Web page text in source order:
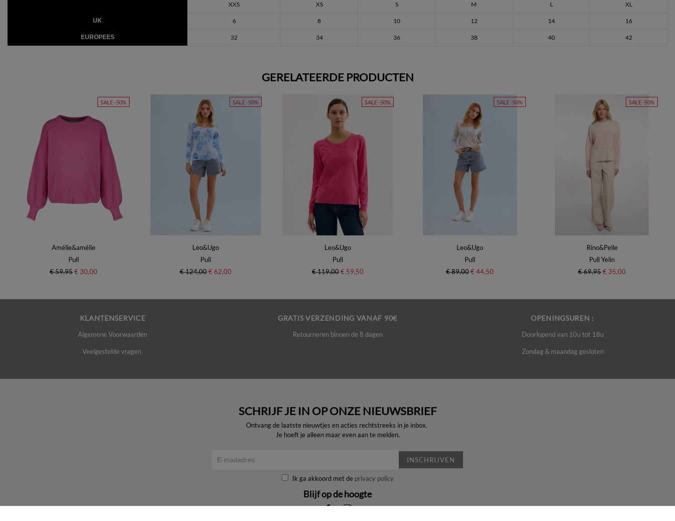
XXS XS S M L XL
UK 6 8 10 12 14 16
EUROPEES 32 34 36 38 40 42
GERELATEERDE PRODUCTEN
SALE -50%
Amélie&amélie
Pull
€ 59,95€ 30,00
SALE -50%
Leo&Ugo
Pull
€ 124,00€ 62,00
SALE -50%
Leo&Ugo
Pull
€ 119,00€ 59,50
SALE -50%
Leo&Ugo
Pull
€ 89,00€ 44,50
SALE -50%
Rino&Pelle
Pull Yelin
€ 69,95€ 35,00
KLANTENSERVICE
Algemene Voorwaarden
Veelgestelde vragen
GRATIS VERZENDING VANAF 90€
Retourneren binnen de 8 dagen
OPENINGSUREN :
Doorlopend van 10u tot 18u
Zondag & maandag gesloten
SCHRIJF JE IN OP ONZE NIEUWSBRIEF
Ontvang de laatste nieuwtjes en acties rechtstreeks in je inbox.
Je hoeft je alleen maar even aan te melden.
INSCHRIJVEN
Ik ga akkoord met de privacy policy
Blijf op de hoogte